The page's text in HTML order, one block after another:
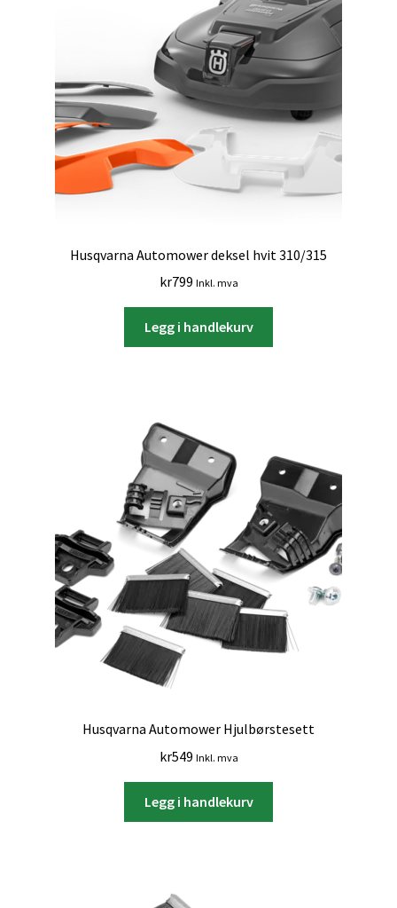
Husqvarna Automower deksel hvit 310/315
kr799 Inkl. mva
Legg i handlekurv
Husqvarna Automower Hjulbørstesett
kr549 Inkl. mva
Legg i handlekurv